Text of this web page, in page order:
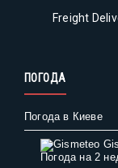
Freight
ПОГОДА
Погода в Киеве
Погода на 2